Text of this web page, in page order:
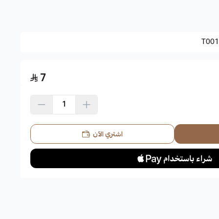
حتى فصل الخريف.
7
اشتري الآن